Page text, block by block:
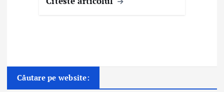
Căutare pe website: